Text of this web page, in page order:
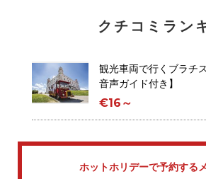
クチコミラン
観光車両で行くブラチ
音声ガイド付き】
€16～
ホットホリデーで予約する